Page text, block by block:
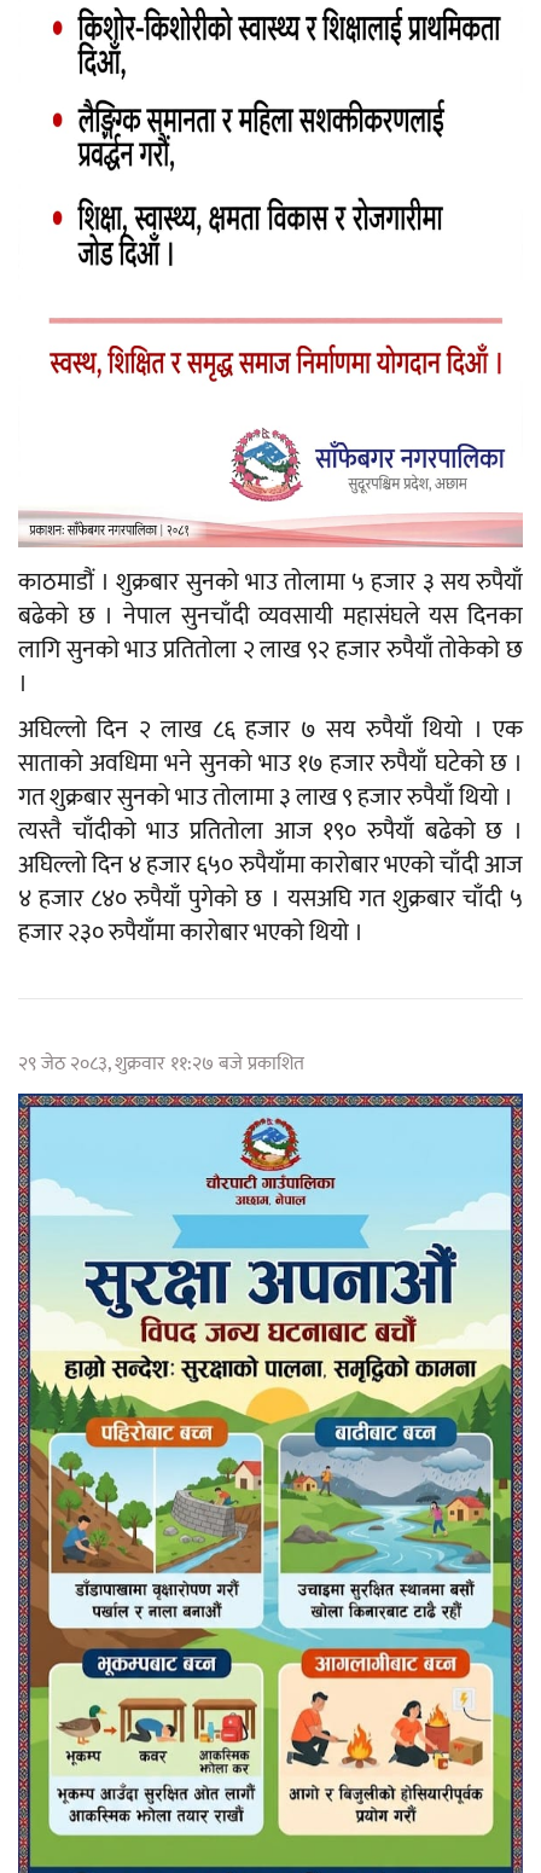
काठमाडौं । शुक्रबार सुनको भाउ तोलामा ५ हजार ३ सय रुपैयाँ
बढेको छ । नेपाल सुनचाँदी व्यवसायी महासंघले यस दिनका
लागि सुनको भाउ प्रतितोला २ लाख ९२ हजार रुपैयाँ तोकेको छ
।
अघिल्लो दिन २ लाख ८६ हजार ७ सय रुपैयाँ थियो । एक
साताको अवधिमा भने सुनको भाउ १७ हजार रुपैयाँ घटेको छ ।
गत शुक्रबार सुनको भाउ तोलामा ३ लाख ९ हजार रुपैयाँ थियो ।
त्यस्तै चाँदीको भाउ प्रतितोला आज १९० रुपैयाँ बढेको छ ।
अघिल्लो दिन ४ हजार ६५० रुपैयाँमा कारोबार भएको चाँदी आज
४ हजार ८४० रुपैयाँ पुगेको छ । यसअघि गत शुक्रबार चाँदी ५
हजार २३० रुपैयाँमा कारोबार भएको थियो ।
२९ जेठ २०८३, शुक्रवार ११:२७ बजे प्रकाशित